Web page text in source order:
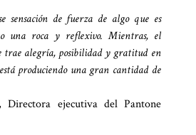
sensación de fuerza de algo que es
una roca y reflexivo. Mientras, el
trae alegría, posibilidad y gratitud en
produciendo una gran cantidad de
Directora ejecutiva del Pantone